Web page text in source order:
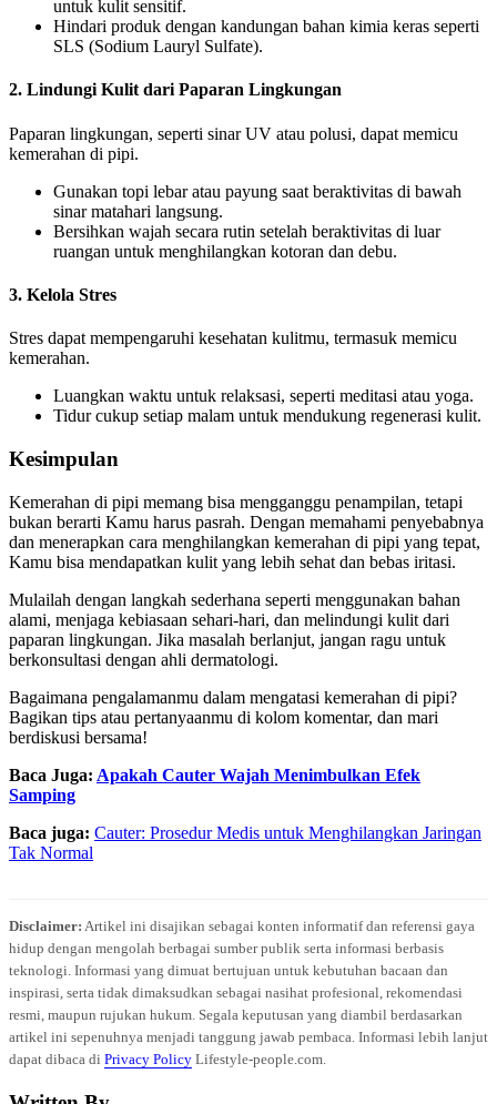
untuk kulit sensitif.
Hindari produk dengan kandungan bahan kimia keras seperti
SLS (Sodium Lauryl Sulfate).
2. Lindungi Kulit dari Paparan Lingkungan
Paparan lingkungan, seperti sinar UV atau polusi, dapat memicu
kemerahan di pipi.
Gunakan topi lebar atau payung saat beraktivitas di bawah
sinar matahari langsung.
Bersihkan wajah secara rutin setelah beraktivitas di luar
ruangan untuk menghilangkan kotoran dan debu.
3. Kelola Stres
Stres dapat mempengaruhi kesehatan kulitmu, termasuk memicu
kemerahan.
Luangkan waktu untuk relaksasi, seperti meditasi atau yoga.
Tidur cukup setiap malam untuk mendukung regenerasi kulit.
Kesimpulan
Kemerahan di pipi memang bisa mengganggu penampilan, tetapi
bukan berarti Kamu harus pasrah. Dengan memahami penyebabnya
dan menerapkan cara menghilangkan kemerahan di pipi yang tepat,
Kamu bisa mendapatkan kulit yang lebih sehat dan bebas iritasi.
Mulailah dengan langkah sederhana seperti menggunakan bahan
alami, menjaga kebiasaan sehari-hari, dan melindungi kulit dari
paparan lingkungan. Jika masalah berlanjut, jangan ragu untuk
berkonsultasi dengan ahli dermatologi.
Bagaimana pengalamanmu dalam mengatasi kemerahan di pipi?
Bagikan tips atau pertanyaanmu di kolom komentar, dan mari
berdiskusi bersama!
Baca Juga: Apakah Cauter Wajah Menimbulkan Efek
Samping
Baca juga: Cauter: Prosedur Medis untuk Menghilangkan Jaringan
Tak Normal
Disclaimer: Artikel ini disajikan sebagai konten informatif dan referensi gaya
hidup dengan mengolah berbagai sumber publik serta informasi berbasis
teknologi. Informasi yang dimuat bertujuan untuk kebutuhan bacaan dan
inspirasi, serta tidak dimaksudkan sebagai nasihat profesional, rekomendasi
resmi, maupun rujukan hukum. Segala keputusan yang diambil berdasarkan
artikel ini sepenuhnya menjadi tanggung jawab pembaca. Informasi lebih lanjut
dapat dibaca di Privacy Policy Lifestyle-people.com.